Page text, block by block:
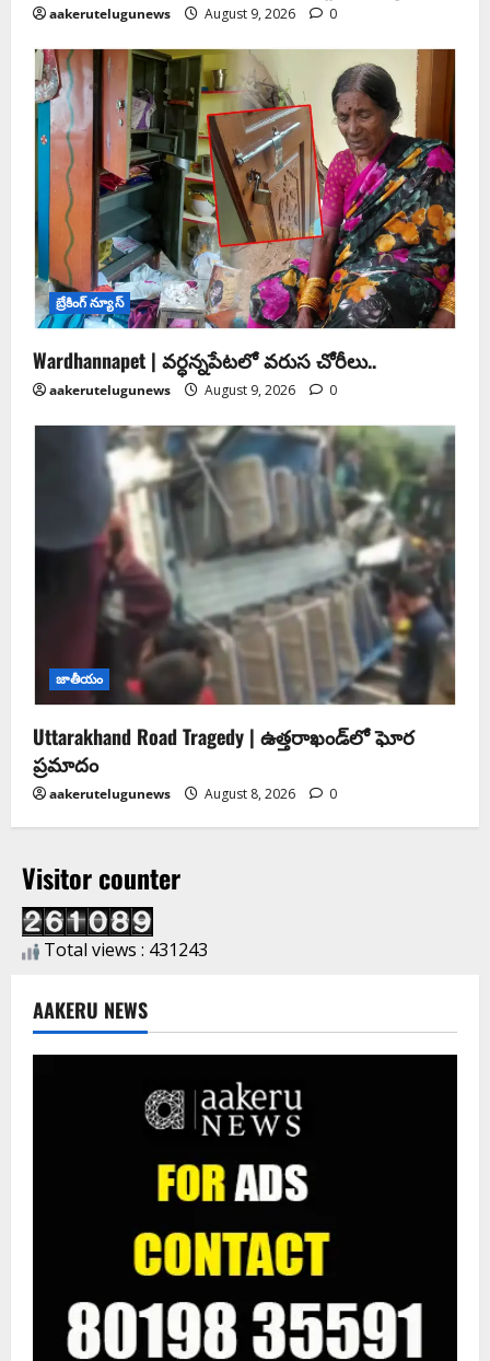
aakerutelugunews August 9, 2026 0
బ్రేకింగ్ న్యూస్
Wardhannapet | వర్ధన్నపేటలో వరుస చోరీలు..
aakerutelugunews August 9, 2026 0
జాతీయం
Uttarakhand Road Tragedy | ఉత్తరాఖండ్‌లో ఘోర
ప్రమాదం
aakerutelugunews August 8, 2026 0
Visitor counter
Total views : 431243
AAKERU NEWS